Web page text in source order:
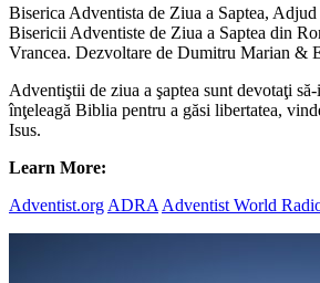
Biserica Adventista de Ziua a Saptea, Adjud
Bisericii Adventiste de Ziua a Saptea din
Vrancea. Dezvoltare de Dumitru Marian &
Adventiştii de ziua a şaptea sunt devotaţi
înţeleagă Biblia pentru a găsi libertatea,
Isus.
Learn More:
Adventist.org ADRA Adventist World